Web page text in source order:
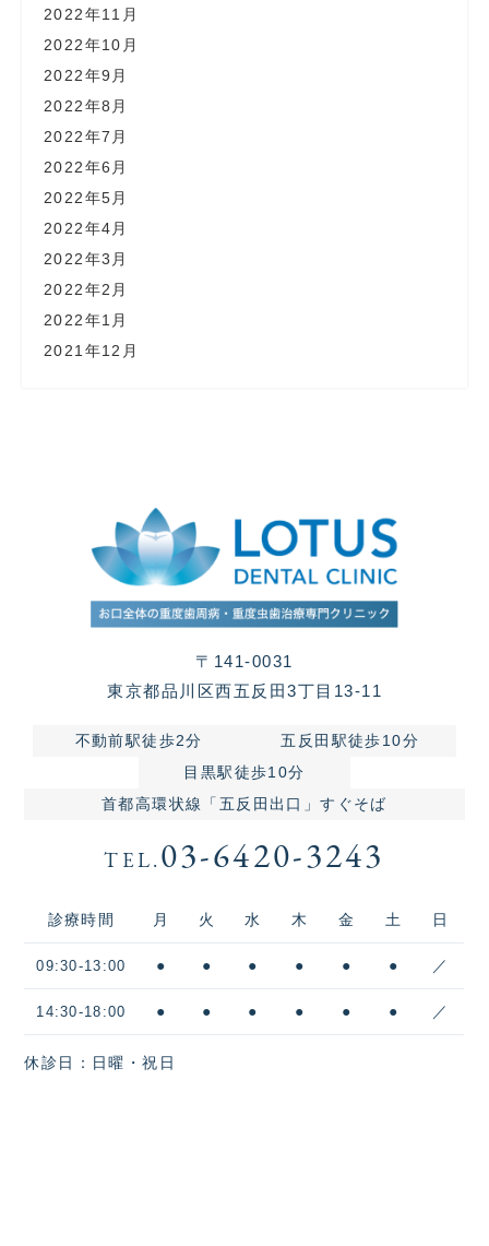
2022年11月
2022年10月
2022年9月
2022年8月
2022年7月
2022年6月
2022年5月
2022年4月
2022年3月
2022年2月
2022年1月
2021年12月
〒141-0031
東京都品川区西五反田3丁目13-11
不動前駅徒歩2分
五反田駅徒歩10分
目黒駅徒歩10分
首都高環状線「五反田出口」すぐそば
TEL. 03-6420-3243
診療時間 月 火 水 木 金 土 日
09:30-13:00 ● ● ● ● ● ● ／
14:30-18:00 ● ● ● ● ● ● ／
休診日：日曜・祝日